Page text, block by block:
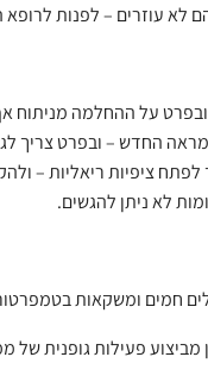
לא עוזרים – לפנות
על ההחלמה מניתוח
החדש – ובפרט צריך
ציפיות ריאליות –
לא ניתן להגשים.
חמים ומשקאות
פעילות גופנית של